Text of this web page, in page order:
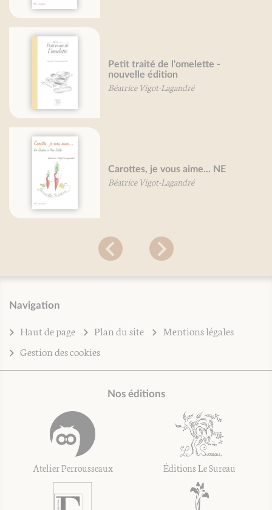
Petit traité de l'omelette -
nouvelle édition
Béatrice Vigot-Lagandré
Carottes, je vous aime... NE
Béatrice Vigot-Lagandré
Navigation
Haut de page Plan du site
Mentions légales
Gestion des cookies
Nos éditions
Atelier Perrousseaux Éditions Le Sureau